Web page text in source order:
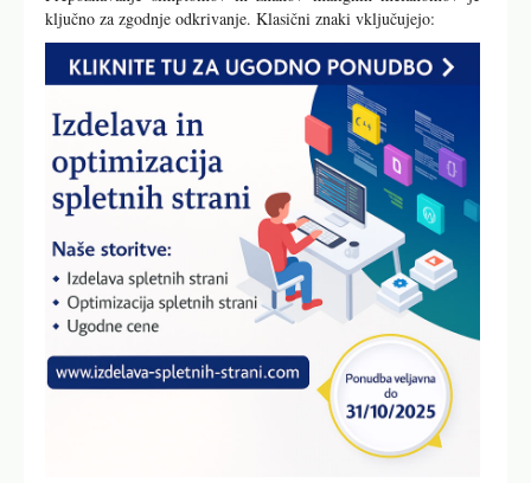
ključno za zgodnje odkrivanje. Klasični znaki vključujejo: